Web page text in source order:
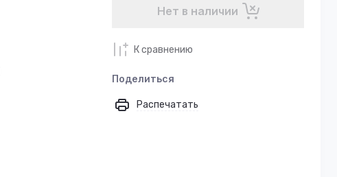
Нет в наличии
К сравнению
Поделиться
Распечатать